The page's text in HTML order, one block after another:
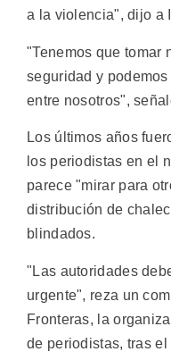
a la violencia", dijo a
"Tenemos que tomar
seguridad y
entre nosotros",
Los últimos años
los periodistas en el
parece "mirar para
distribución de
blindados.
"Las autoridades
urgente", reza un
Fronteras, la
de periodistas, tras